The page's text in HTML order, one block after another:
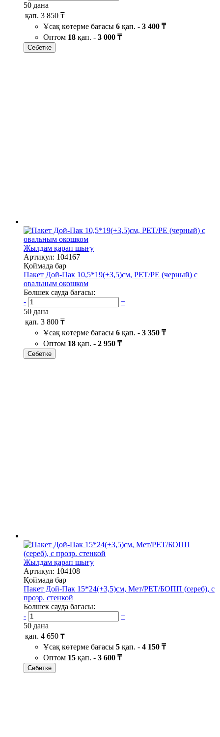
50 дана
қап. 3 850 ₸
Ұсақ көтерме бағасы 6 қап. - 3 400 ₸
Оптом 18 қап. - 3 000 ₸
Себетке
Жылдам қарап шығу
Артикул: 104167
Қоймада бар
Пакет Дой-Пак 10,5*19(+3,5)см, PET/PE (черный) с
овальным окошком
Бөлшек сауда бағасы:
-
+
50 дана
қап. 3 800 ₸
Ұсақ көтерме бағасы 6 қап. - 3 350 ₸
Оптом 18 қап. - 2 950 ₸
Себетке
Жылдам қарап шығу
Артикул: 104108
Қоймада бар
Пакет Дой-Пак 15*24(+3,5)см, Мет/PET/БОПП (сереб), с
прозр. стенкой
Бөлшек сауда бағасы:
-
+
50 дана
қап. 4 650 ₸
Ұсақ көтерме бағасы 5 қап. - 4 150 ₸
Оптом 15 қап. - 3 600 ₸
Себетке